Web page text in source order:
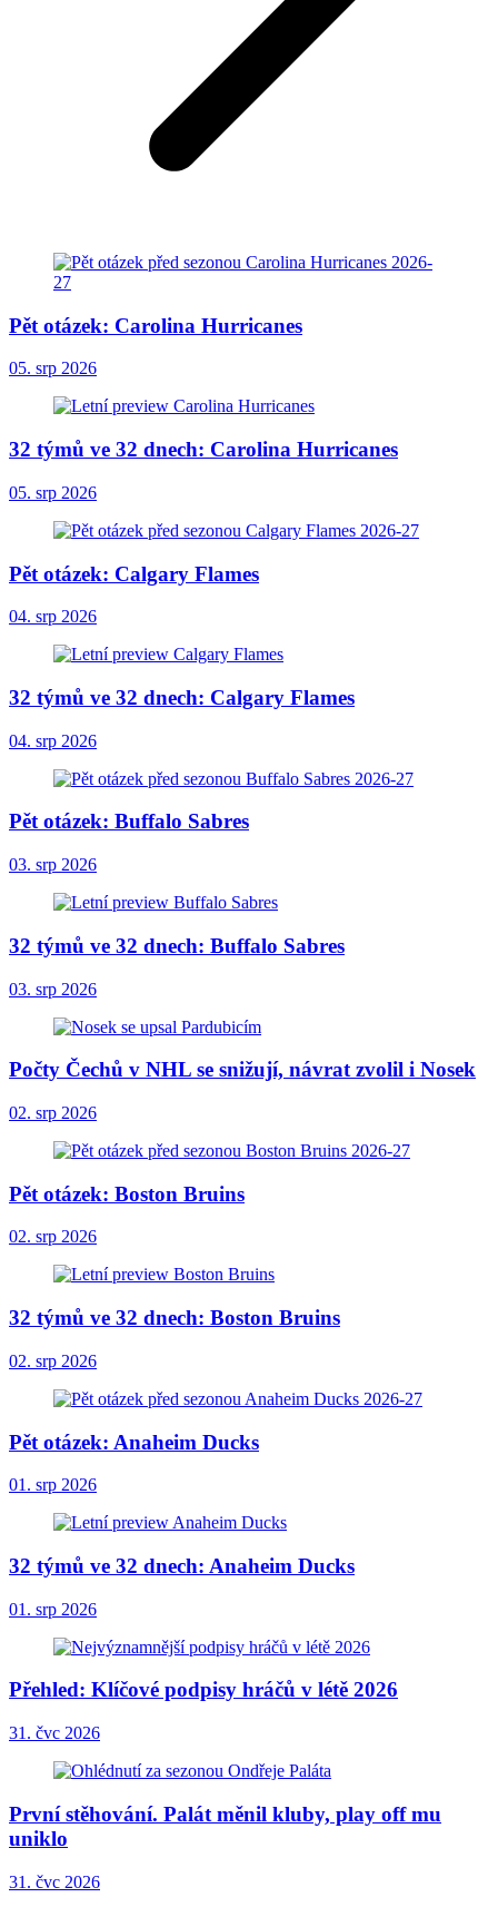
Pět otázek: Carolina Hurricanes
05. srp 2026
32 týmů ve 32 dnech: Carolina Hurricanes
05. srp 2026
Pět otázek: Calgary Flames
04. srp 2026
32 týmů ve 32 dnech: Calgary Flames
04. srp 2026
Pět otázek: Buffalo Sabres
03. srp 2026
32 týmů ve 32 dnech: Buffalo Sabres
03. srp 2026
Počty Čechů v NHL se snižují, návrat zvolil i Nosek
02. srp 2026
Pět otázek: Boston Bruins
02. srp 2026
32 týmů ve 32 dnech: Boston Bruins
02. srp 2026
Pět otázek: Anaheim Ducks
01. srp 2026
32 týmů ve 32 dnech: Anaheim Ducks
01. srp 2026
Přehled: Klíčové podpisy hráčů v létě 2026
31. čvc 2026
První stěhování. Palát měnil kluby, play off mu
uniklo
31. čvc 2026